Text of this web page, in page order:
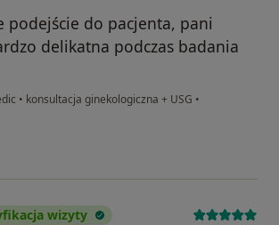
podejście do pacjenta, pani
delikatna podczas badania
• konsultacja ginekologiczna + USG •
wizyty